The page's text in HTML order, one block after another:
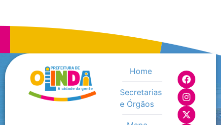
Home
Secretarias
e Órgãos